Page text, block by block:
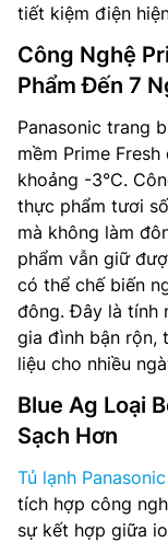
tiết kiệm điện
Công Nghệ
Phẩm Đến 7
Panasonic trang
mềm Prime
khoảng -3°C.
thực phẩm tươi
mà không làm
phẩm vẫn giữ
có thể chế biến
đông. Đây là tính
gia đình bận rộn,
liệu cho nhiều
Blue Ag Loại
Sạch Hơn
Tủ lạnh
tích hợp công
sự kết hợp giữa